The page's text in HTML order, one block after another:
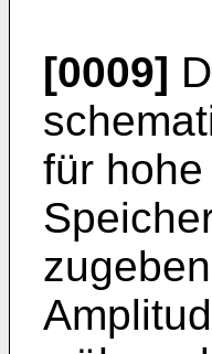
[0009]
für